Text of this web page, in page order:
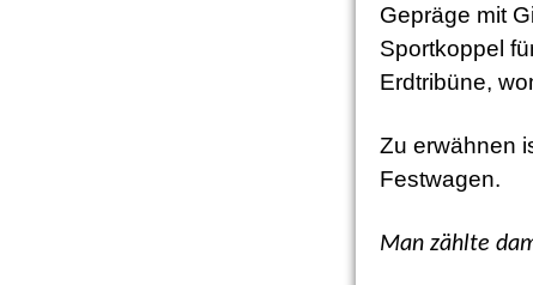
Gepräge mit
Sportkoppel
Erdtribüne,
Zu erwähnen
Festwagen.
Man zählte